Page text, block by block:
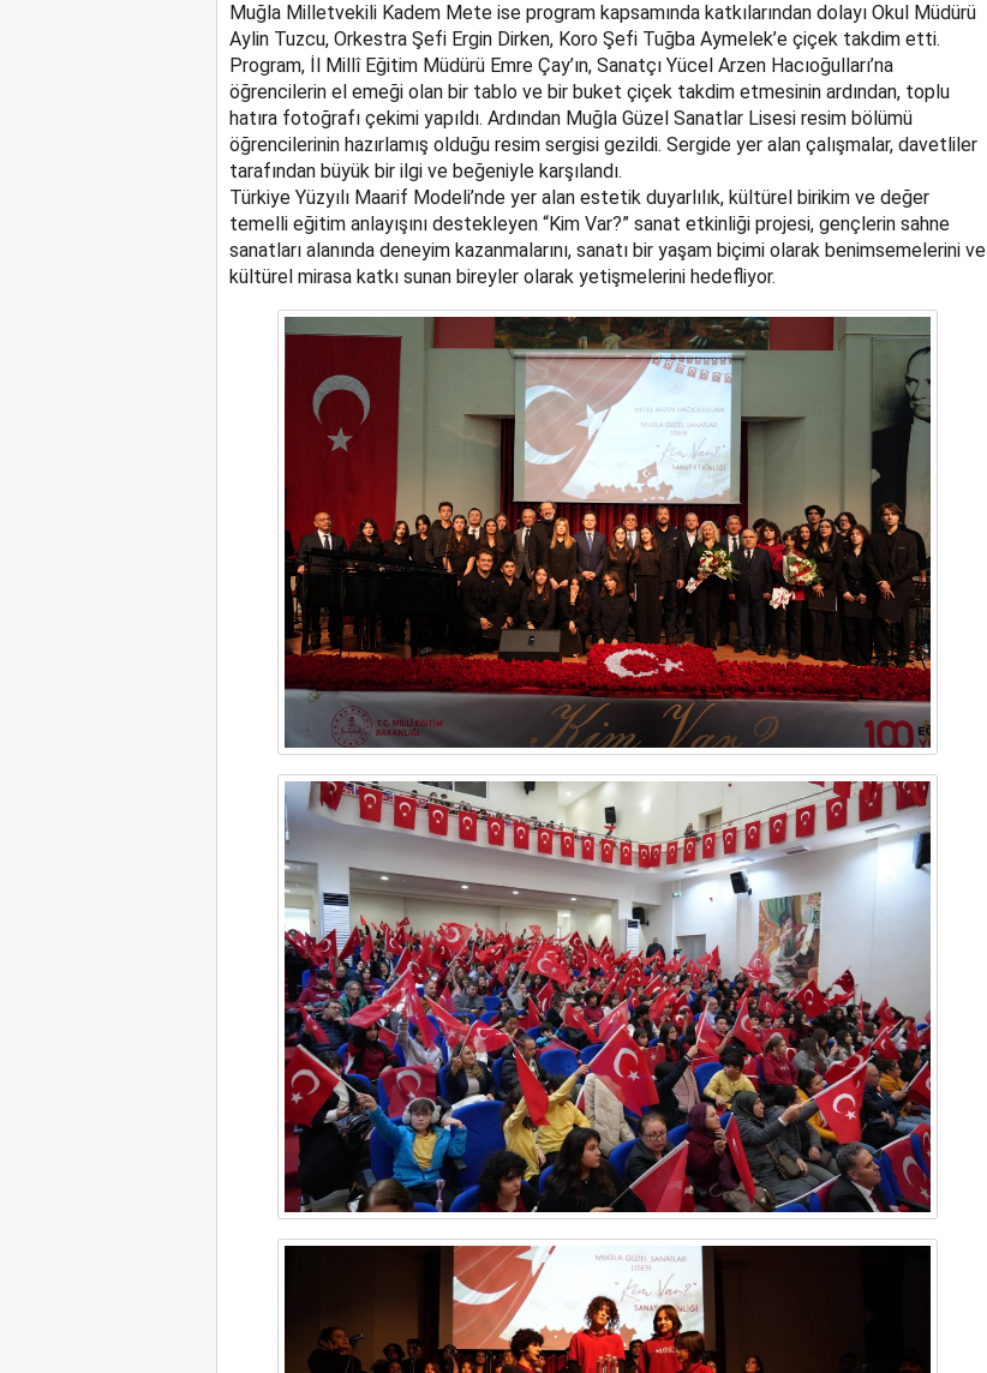
Muğla Milletvekili Kadem Mete ise program kapsamında katkılarından dolayı Okul Müdürü
Aylin Tuzcu, Orkestra Şefi Ergin Dirken, Koro Şefi Tuğba Aymelek’e çiçek takdim etti.
Program, İl Millî Eğitim Müdürü Emre Çay’ın, Sanatçı Yücel Arzen Hacıoğulları’na
öğrencilerin el emeği olan bir tablo ve bir buket çiçek takdim etmesinin ardından, toplu
hatıra fotoğrafı çekimi yapıldı. Ardından Muğla Güzel Sanatlar Lisesi resim bölümü
öğrencilerinin hazırlamış olduğu resim sergisi gezildi. Sergide yer alan çalışmalar, davetliler
tarafından büyük bir ilgi ve beğeniyle karşılandı.
Türkiye Yüzyılı Maarif Modeli’nde yer alan estetik duyarlılık, kültürel birikim ve değer
temelli eğitim anlayışını destekleyen “Kim Var?” sanat etkinliği projesi, gençlerin sahne
sanatları alanında deneyim kazanmalarını, sanatı bir yaşam biçimi olarak benimsemelerini ve
kültürel mirasa katkı sunan bireyler olarak yetişmelerini hedefliyor.